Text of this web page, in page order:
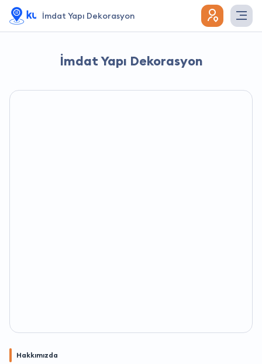
İmdat Yapı Dekorasyon
İmdat Yapı Dekorasyon
Hakkımızda